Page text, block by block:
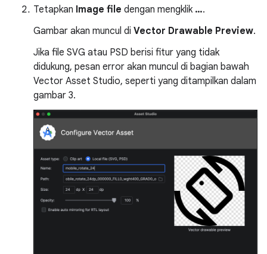
Tetapkan Image file dengan mengklik ….
Gambar akan muncul di Vector Drawable Preview.
Jika file SVG atau PSD berisi fitur yang tidak
didukung, pesan error akan muncul di bagian bawah
Vector Asset Studio, seperti yang ditampilkan dalam
gambar 3.